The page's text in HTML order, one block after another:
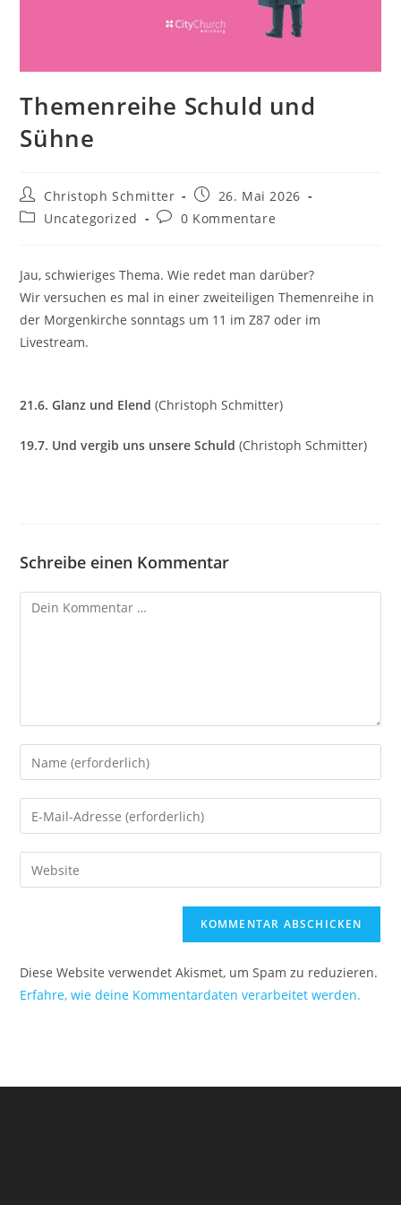
Themenreihe Schuld und
Sühne
Christoph Schmitter
26. Mai 2026
Uncategorized
0 Kommentare
Jau, schwieriges Thema. Wie redet man darüber?
Wir versuchen es mal in einer zweiteiligen Themenreihe in
der Morgenkirche sonntags um 11 im Z87 oder im
Livestream.
21.6. Glanz und Elend (Christoph Schmitter)
19.7. Und vergib uns unsere Schuld (Christoph Schmitter)
Schreibe einen Kommentar
Diese Website verwendet Akismet, um Spam zu reduzieren.
Erfahre, wie deine Kommentardaten verarbeitet werden.